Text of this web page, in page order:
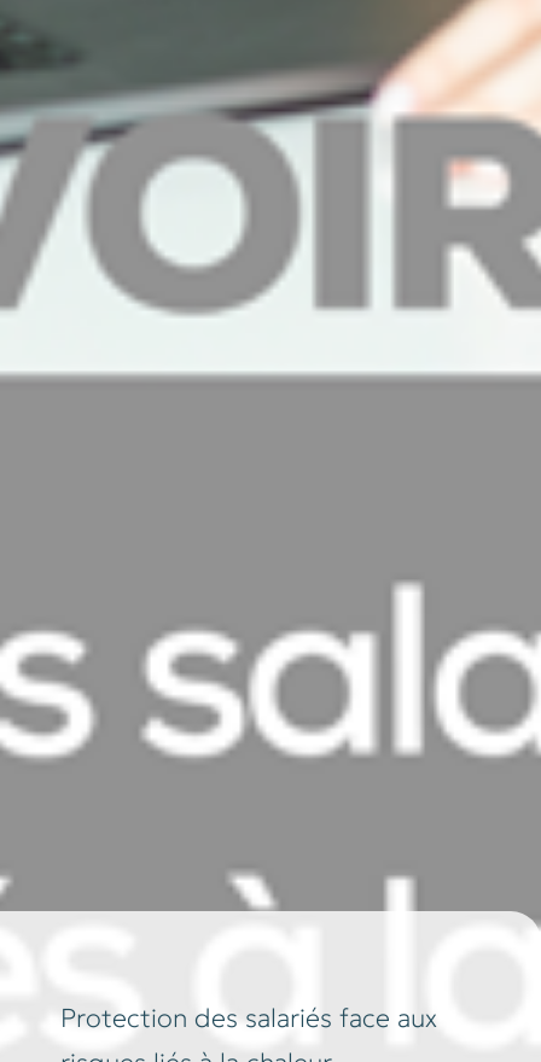
Protection des salariés face aux